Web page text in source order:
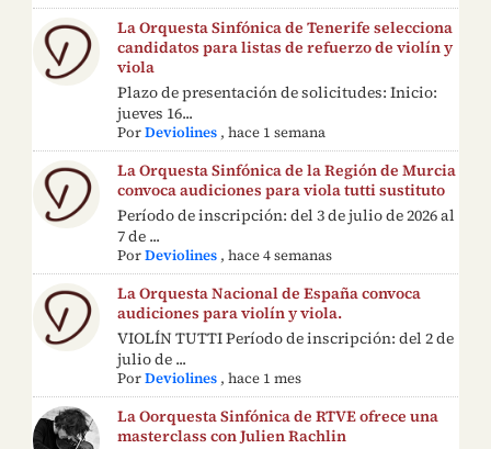
La Orquesta Sinfónica de Tenerife selecciona
candidatos para listas de refuerzo de violín y
viola
Plazo de presentación de solicitudes: Inicio:
jueves 16...
PorDeviolines ,hace 1 semana
La Orquesta Sinfónica de la Región de Murcia
convoca audiciones para viola tutti sustituto
Período de inscripción: del 3 de julio de 2026 al
7 de ...
PorDeviolines ,hace 4 semanas
La Orquesta Nacional de España convoca
audiciones para violín y viola.
VIOLÍN TUTTI Período de inscripción: del 2 de
julio de ...
PorDeviolines ,hace 1 mes
La Oorquesta Sinfónica de RTVE ofrece una
masterclass con Julien Rachlin